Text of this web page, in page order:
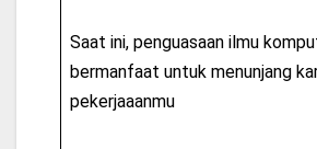
Saat ini, penguasaan ilmu
bermanfaat untuk menunjang
pekerjaaanmu